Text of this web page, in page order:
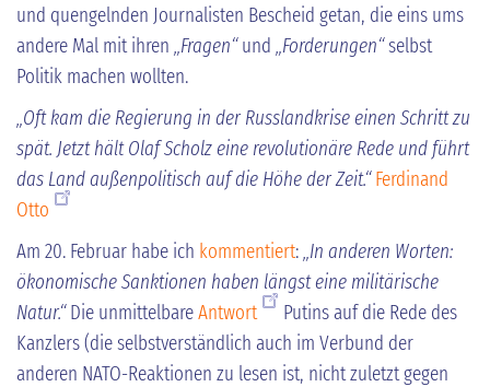
und quengelnden Journalisten Bescheid getan, die eins ums
andere Mal mit ihren „Fragen“und „Forderungen“selbst
Politik machen wollten.
„Oft kam die Regierung in der Russlandkrise einen Schritt zu
spät. Jetzt hält Olaf Scholz eine revolutionäre Rede und führt
das Land außenpolitisch auf die Höhe der Zeit.“ Ferdinand
Otto
Am 20. Februar habe ich kommentiert:„In anderen Worten:
ökonomische Sanktionen haben längst eine militärische
Natur.“Die unmittelbareAntwort
Putins auf die Rede des
Kanzlers (die selbstverständlich auch im Verbund der
anderen NATO-Reaktionen zu lesen ist, nicht zuletzt gegen